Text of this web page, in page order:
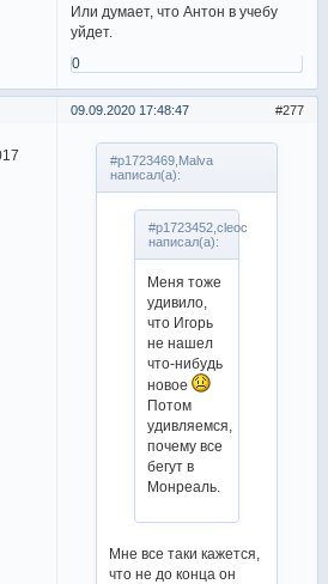
Или думает, что Антон в учебу
уйдет.
0
277
09.09.2020 17:48:47
#p1723469,Malva
написал(а):
#p1723452,cleoc
написал(а):
Меня тоже
удивило,
что Игорь
не нашел
что-нибудь
новое
Потом
удивляемся,
почему все
бегут в
Монреаль.
Мне все таки кажется,
что не до конца он